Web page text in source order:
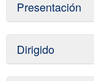
Presentación
Dirigido